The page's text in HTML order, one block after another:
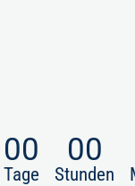
00
Tage
00
Stunden